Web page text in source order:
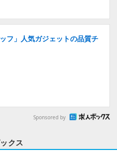
フ」人気ガジェットの品質チ
Sponsored by
クス